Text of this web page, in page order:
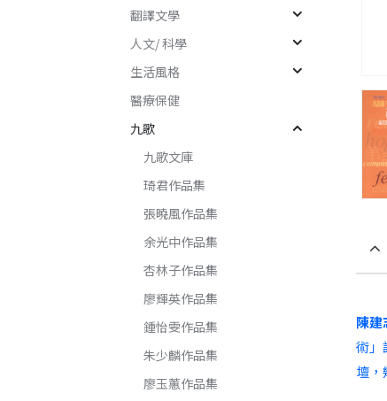
陳建
術」
壇，
翻譯文學
人文/ 科學
生活風格
醫療保健
九歌
九歌文庫
琦君作品集
張曉風作品集
余光中作品集
杏林子作品集
廖輝英作品集
鍾怡雯作品集
朱少麟作品集
廖玉蕙作品集